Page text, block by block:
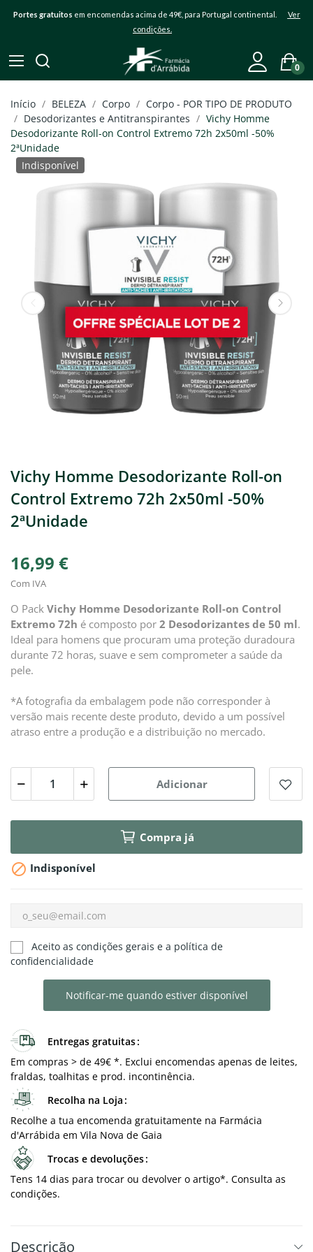
Portes gratuitos em encomendas acima de 49€, para Portugal continental. Ver
condições.
0
Início BELEZA Corpo
Corpo - POR TIPO DE PRODUTO
Desodorizantes e Antitranspirantes
Vichy Homme
Desodorizante Roll-on Control Extremo 72h 2x50ml -50%
2ªUnidade
Indisponível
Vichy Homme Desodorizante Roll-on
Control Extremo 72h 2x50ml -50%
2ªUnidade
16,99 €
Com IVA
O Pack Vichy Homme Desodorizante Roll-on Control
Extremo 72h é composto por 2 Desodorizantes de 50 ml.
Ideal para homens que procuram uma proteção duradoura
durante 72 horas, suave e sem comprometer a saúde da
pele.
*A fotografia da embalagem pode não corresponder à
versão mais recente deste produto, devido a um possível
atraso entre a produção e a distribuição no mercado.
Adicionar
Compra já
 Indisponível
Aceito as condições gerais e a política de
confidencialidade
Notificar-me quando estiver disponível
Entregas gratuitas
Em compras > de 49€ *. Exclui encomendas apenas de leites,
fraldas, toalhitas e prod. incontinência.
Recolha na Loja
Recolhe a tua encomenda gratuitamente na Farmácia
d'Arrábida em Vila Nova de Gaia
Trocas e devoluções
Tens 14 dias para trocar ou devolver o artigo*. Consulta as
condições.
Descrição